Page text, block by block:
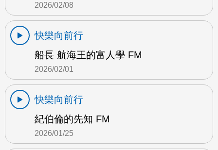
2026/02/08
快樂向前行
船長 航海王的富人學 FM
2026/02/01
快樂向前行
紀伯倫的先知 FM
2026/01/25